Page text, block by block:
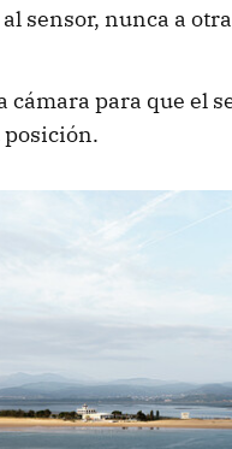
sensor, nunca a
cámara para que el
posición.